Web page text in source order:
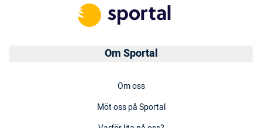
Om Sportal
Om oss
Möt oss på Sportal